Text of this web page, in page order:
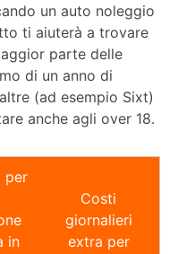
un auto noleggio
ti aiuterà a trovare
parte delle
di un anno di
(ad esempio Sixt)
anche agli over 18.
per
in
Costi
giornalieri
extra per